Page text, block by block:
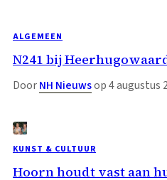
ALGEMEEN
N241 bij
DoorNH Nieuwsop 4 augustus
KUNST & CULTUUR
Hoorn houdt vast aan